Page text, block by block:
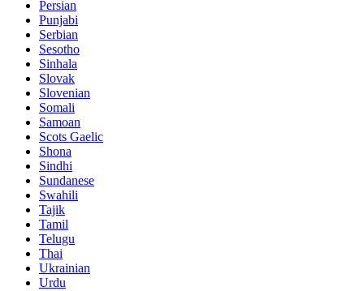
Persian
Punjabi
Serbian
Sesotho
Sinhala
Slovak
Slovenian
Somali
Samoan
Scots Gaelic
Shona
Sindhi
Sundanese
Swahili
Tajik
Tamil
Telugu
Thai
Ukrainian
Urdu